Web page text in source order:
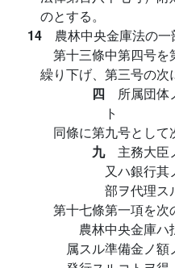
のとする。
14 農林中央金庫法の一
第十三條中第四号を
繰り下げ、第三号の次
四 所属団体
ト
同條に第九号として
九 主務大臣
又ハ銀行其
部ヲ代理ス
第十七條第一項を次
農林中央金庫ハ
属スル準備金ノ